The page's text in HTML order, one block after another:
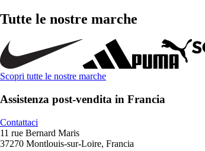
Tutte le nostre marche
Scopri tutte le nostre marche
Assistenza post-vendita in Francia
Contattaci
11 rue Bernard Maris
37270 Montlouis-sur-Loire, Francia